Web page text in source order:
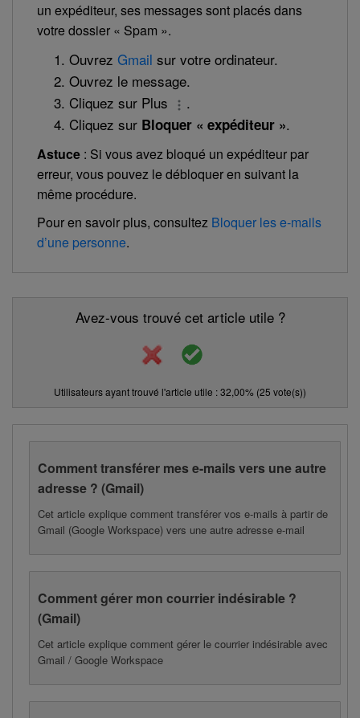
un expéditeur, ses messages sont placés dans
votre dossier « Spam ».
Ouvrez Gmail sur votre ordinateur.
Ouvrez le message.
Cliquez sur Plus
.
Cliquez sur Bloquer « expéditeur ».
Astuce : Si vous avez bloqué un expéditeur par
erreur, vous pouvez le débloquer en suivant la
même procédure.
Pour en savoir plus, consultez Bloquer les e-mails
d’une personne.
Avez-vous trouvé cet article utile ?
Utilisateurs ayant trouvé l'article utile : 32,00% (25 vote(s))
Comment transférer mes e-mails vers une autre
adresse ? (Gmail)
Cet article explique comment transférer vos e-mails à partir de
Gmail (Google Workspace) vers une autre adresse e-mail
Comment gérer mon courrier indésirable ?
(Gmail)
Cet article explique comment gérer le courrier indésirable avec
Gmail / Google Workspace